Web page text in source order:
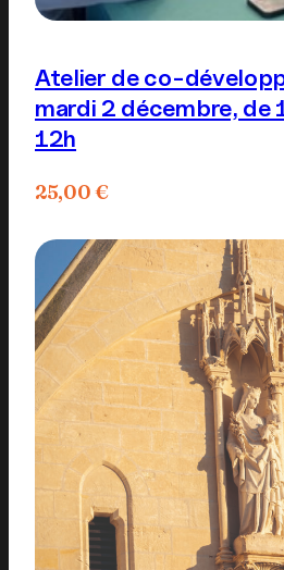
Atelier de co-
mardi 2 décembre, de
12h
25,00€